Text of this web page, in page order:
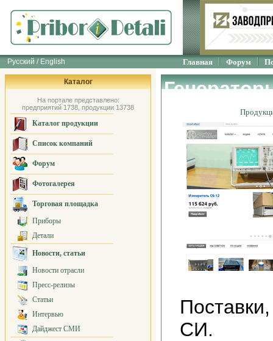
Русский / English Главная Форум
Каталог
На портале представлено:
предприятий 1738, продукции 13738
Каталог продукции
Список компаний
Форум
Фотогалерея
Торговая площадка
Приборы
Детали
Новости, статьи
Новости отрасли
Пресс-релизы
Статьи
Интервью
Дайджест СМИ
СИ.